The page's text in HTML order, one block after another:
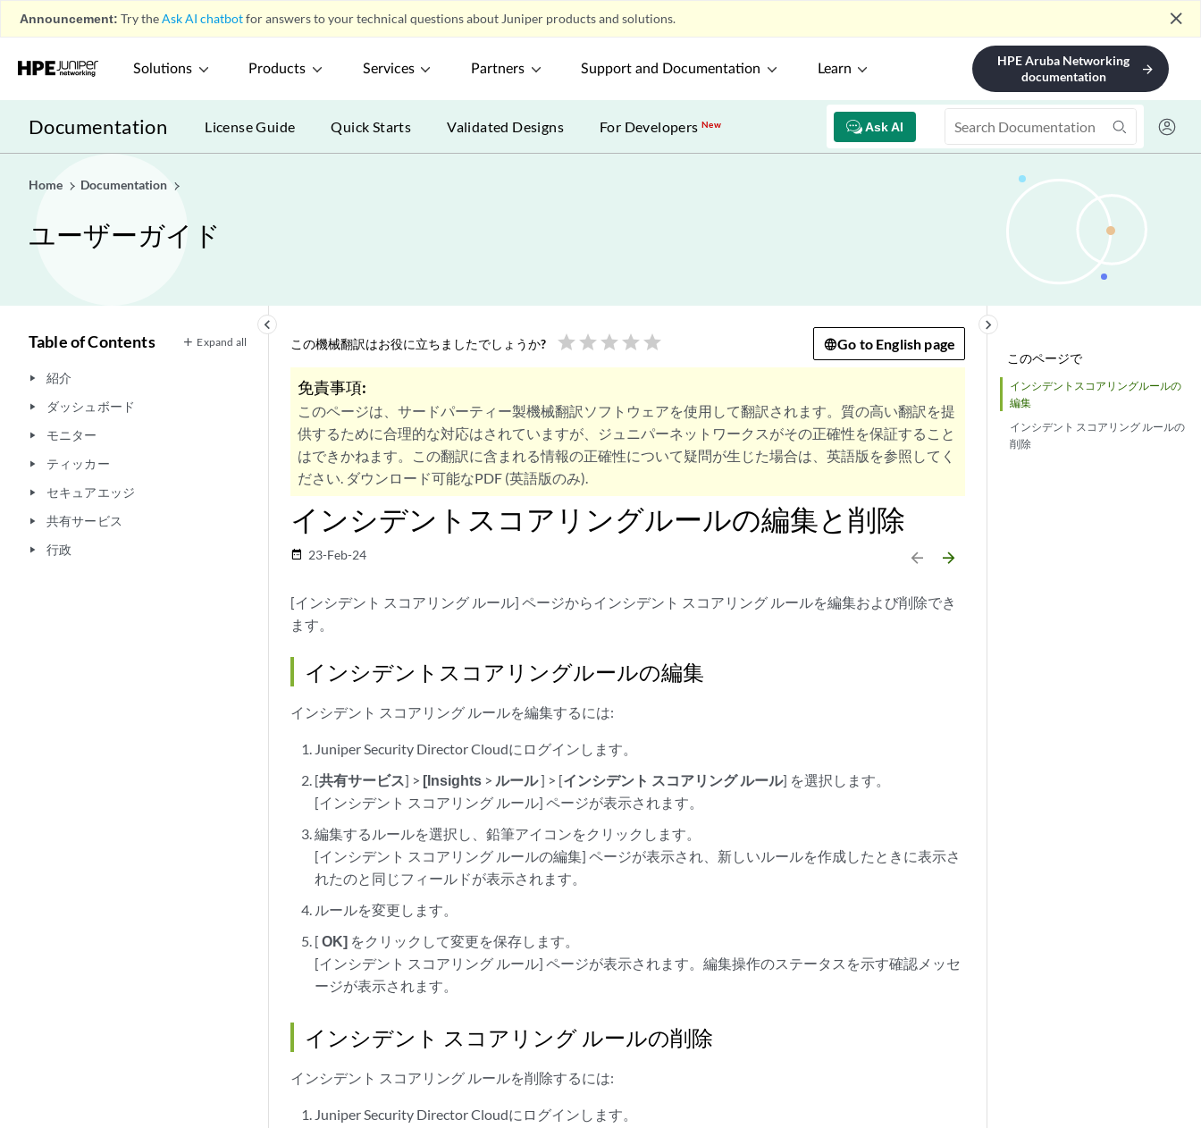
Announcement: Try theAsk AI chatbotfor answers to your technical questions about Juniper products and solutions. close
Solutions Products Services Partners Support and Documentation Learn
HPE Aruba Networking
documentation
arrow_forward
Documentation Ask AI
License Guide Quick Starts Validated Designs For DevelopersNew
Home Documentation
ユーザーガイド
keyboard_arrow_left
Table of Contents Expand all
play_arrow 紹介
play_arrow ダッシュボード
play_arrow モニター
play_arrow ティッカー
play_arrow セキュアエッジ
play_arrow 共有サービス
play_arrow 行政
このページで
インシデントスコアリングルールの
編集
インシデント スコアリング ルールの
削除
keyboard_arrow_right
この機械翻訳はお役に立ちましたでしょうか? star star star star star Go to English page
免責事項:
このページは、サードパーティー製機械翻訳ソフトウェアを使用して翻訳されます。質の高い翻訳を提
供するために合理的な対応はされていますが、ジュニパーネットワークスがその正確性を保証すること
はできかねます。この翻訳に含まれる情報の正確性について疑問が生じた場合は、英語版を参照してく
ださい. ダウンロード可能なPDF (英語版のみ).
インシデントスコアリングルールの編集と削除
date_range 23-Feb-24 arrow_backward arrow_forward
[インシデント スコアリング ルール] ページからインシデント スコアリング ルールを編集および削除でき
ます。
インシデントスコアリングルールの編集
インシデント スコアリング ルールを編集するには:
Juniper Security Director Cloudにログインします。
[共有サービス] > [Insights > ルール] > [インシデント スコアリング ルール] を選択します。
[インシデント スコアリング ルール] ページが表示されます。
編集するルールを選択し、鉛筆アイコンをクリックします。
[インシデント スコアリング ルールの編集] ページが表示され、新しいルールを作成したときに表示さ
れたのと同じフィールドが表示されます。
ルールを変更します。
[OK] をクリックして変更を保存します。
[インシデント スコアリング ルール] ページが表示されます。編集操作のステータスを示す確認メッセ
ージが表示されます。
インシデント スコアリング ルールの削除
インシデント スコアリング ルールを削除するには:
Juniper Security Director Cloudにログインします。